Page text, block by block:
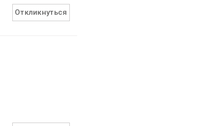
Откликнуться